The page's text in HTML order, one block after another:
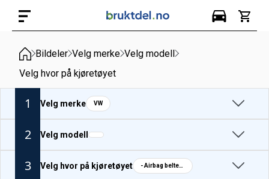
Bildeler Velg merke Velg modell
Velg hvor på kjøretøyet
1 Velg merke VW
2 Velg modell
3 Velg hvor på kjøretøyet - Airbag beltestrammer H